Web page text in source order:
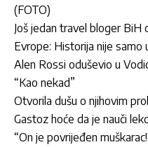
(FOTO)
Još jedan travel bloger BiH
Evrope: Historija nije samo
Alen Rossi oduševio u
“Kao nekad”
Otvorila dušu o njihovim
Gastoz hoće da je nauči
“On je povrijeđen